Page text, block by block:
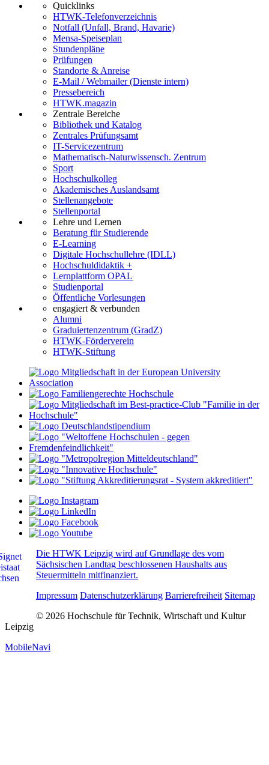
Quicklinks
HTWK-Telefonverzeichnis
Notfall (Unfall, Brand, Havarie)
Mensa-Speiseplan
Stundenpläne
Prüfungen
Standorte & Anreise
E-Mail / Webmailer (Dienste intern)
Pressebereich
HTWK.magazin
Zentrale Bereiche
Bibliothek und Katalog
Zentrales Prüfungsamt
IT-Servicezentrum
Mathematisch-Naturwissensch. Zentrum
Sport
Hochschulkolleg
Akademisches Auslandsamt
Stellenangebote
Stellenportal
Lehre und Lernen
Beratung für Studierende
E-Learning
Digitale Hochschullehre (IDLL)
Hochschuldidaktik +
Lernplattform OPAL
Studienportal
Öffentliche Vorlesungen
engagiert & verbunden
Alumni
Graduiertenzentrum (GradZ)
HTWK-Förderverein
HTWK-Stiftung
Die HTWK Leipzig wird auf Grundlage des vom
Sächsischen Landtag beschlossenen Haushalts aus
Steuermitteln mitfinanziert.
Impressum Datenschutzerklärung Barrierefreiheit Sitemap
© 2026 Hochschule für Technik, Wirtschaft und Kultur
Leipzig
MobileNavi